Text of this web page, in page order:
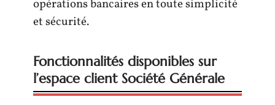
opérations bancaires en toute simplicité
et sécurité.
Fonctionnalités disponibles sur
l’espace client Société Générale